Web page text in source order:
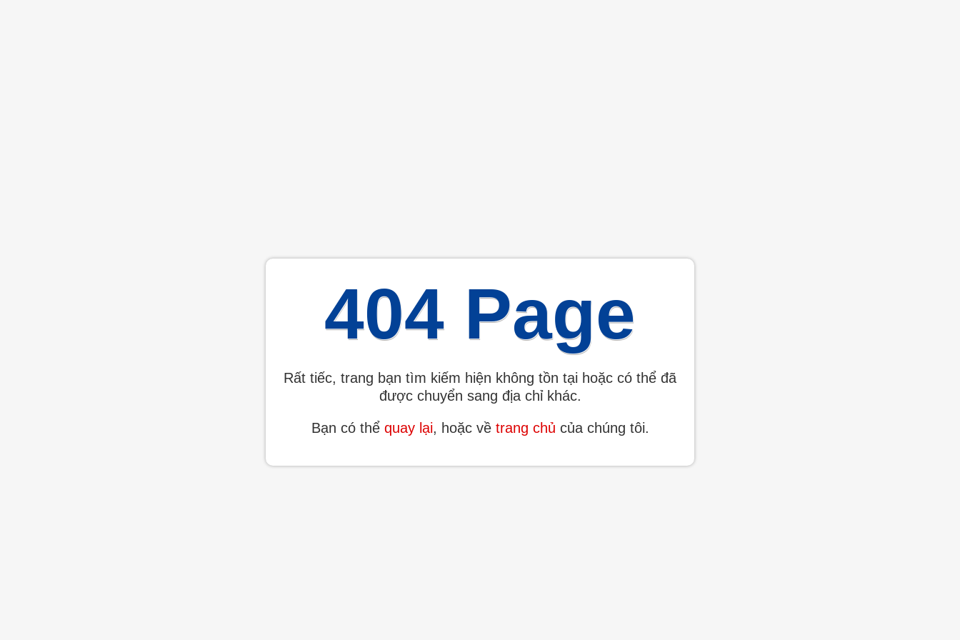
404 Page
Rất tiếc, trang bạn tìm kiếm hiện không tồn tại hoặc có thể đã
được chuyển sang địa chỉ khác.
Bạn có thể quay lại, hoặc về trang chủ của chúng tôi.